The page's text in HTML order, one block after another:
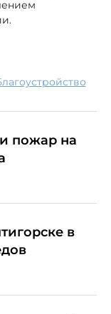
благоустройство
пожар на
в